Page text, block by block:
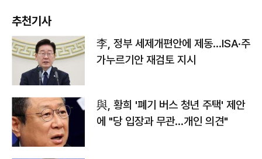
추천기사
李, 정부 세제개편안에 제동…ISA·주
가누르기안 재검토 지시
與, 황희 '폐기 버스 청년 주택' 제안
에 "당 입장과 무관…개인 의견"